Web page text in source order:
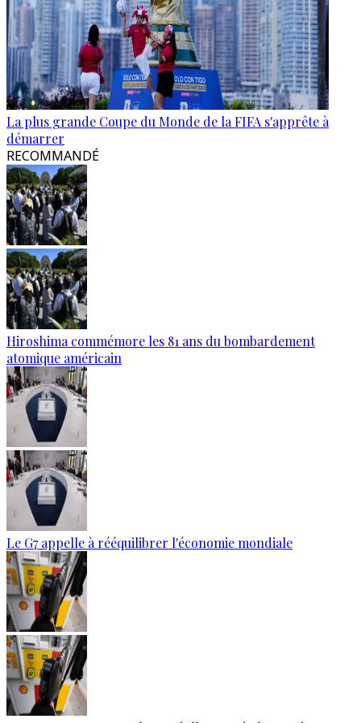
La plus grande Coupe du Monde de la FIFA s'apprête à
démarrer
RECOMMANDÉ
Hiroshima commémore les 81 ans du bombardement
atomique américain
Le G7 appelle à rééquilibrer l'économie mondiale